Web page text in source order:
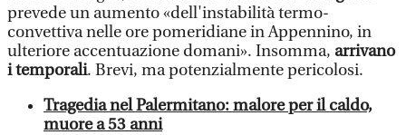
prevede un aumento «dell'instabilità termo-
convettiva nelle ore pomeridiane in Appennino, in
ulteriore accentuazione domani». Insomma, arrivano
i temporali. Brevi, ma potenzialmente pericolosi.
Tragedia nel Palermitano: malore per il caldo,
muore a 53 anni